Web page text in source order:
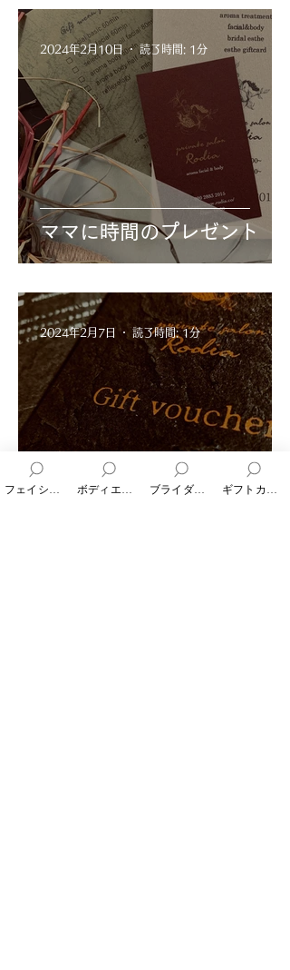
ママに時間のプレゼント
2024年2月10日 読了時間: 1分
ギフトカード についてよく
2024年2月7日 読了時間: 1分
ブライダルエステ